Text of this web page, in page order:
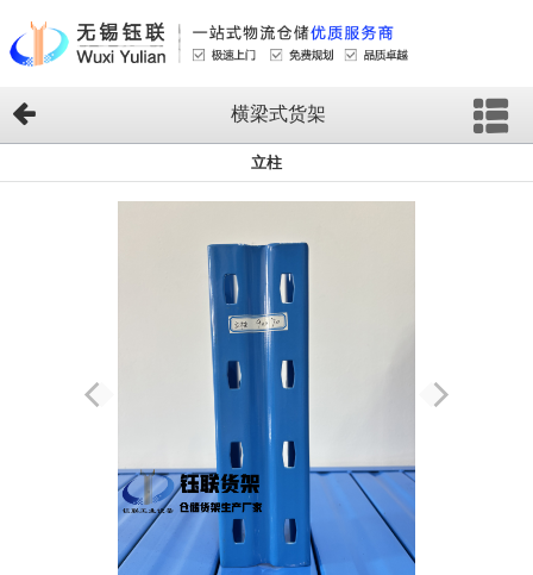
横梁式货架
立柱